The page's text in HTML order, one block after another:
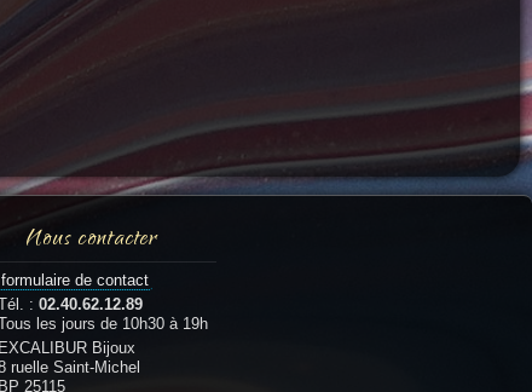
Nous contacter
formulaire de contact
: 02.40.62.12.89
les jours de 10h30 à 19h
EXCALIBUR Bijoux
ruelle Saint-Michel
BP 25115